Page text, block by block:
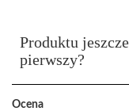
Produktu
pierwszy?
Ocena